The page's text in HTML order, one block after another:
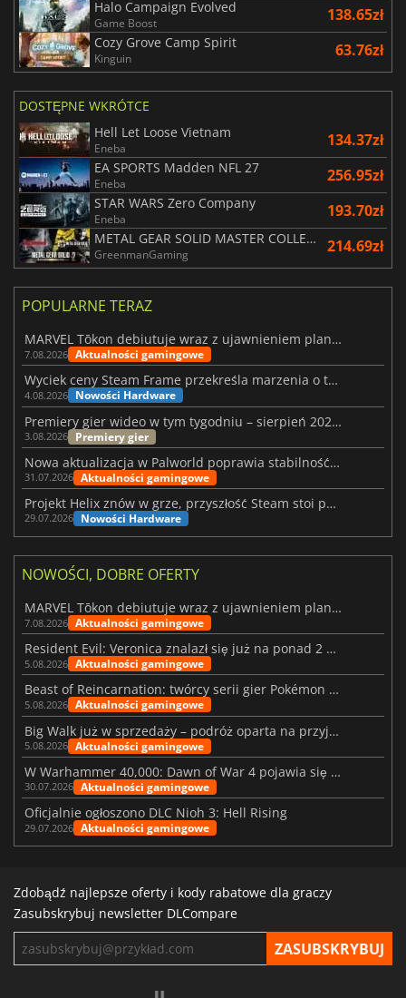
Halo Campaign Evolved
Game Boost 138.65zł
Cozy Grove Camp Spirit
Kinguin 63.76zł
DOSTĘPNE WKRÓTCE
Hell Let Loose Vietnam
Eneba 134.37zł
EA SPORTS Madden NFL 27
Eneba 256.95zł
STAR WARS Zero Company
Eneba 193.70zł
METAL GEAR SOLID MASTER COLLECTION Vol.2
GreenmanGaming 214.69zł
POPULARNE TERAZ
MARVEL Tōkon debiutuje wraz z ujawnieniem planu rozwoju na pierwszy rok
7.08.2026 Aktualności gamingowe
Wyciek ceny Steam Frame przekreśla marzenia o tanim zestawie VR
4.08.2026 Nowości Hardware
Premiery gier wideo w tym tygodniu – sierpień 2026 r. (32. tydzień)
3.08.2026 Premiery gier
Nowa aktualizacja w Palworld poprawia stabilność Sunreach i walk z bossami
31.07.2026 Aktualności gamingowe
Projekt Helix znów w grze, przyszłość Steam stoi pod znakiem zapytania
29.07.2026 Nowości Hardware
NOWOŚCI, DOBRE OFERTY
MARVEL Tōkon debiutuje wraz z ujawnieniem planu rozwoju na pierwszy rok
7.08.2026 Aktualności gamingowe
Resident Evil: Veronica znalazł się już na ponad 2 milionach list życzeń
5.08.2026 Aktualności gamingowe
Beast of Reincarnation: twórcy serii gier Pokémon wkraczają na nową ścieżkę
5.08.2026 Aktualności gamingowe
Big Walk już w sprzedaży – podróż oparta na przyjaźni
5.08.2026 Aktualności gamingowe
W Warhammer 40,000: Dawn of War 4 pojawia się frakcja Nekronów
30.07.2026 Aktualności gamingowe
Oficjalnie ogłoszono DLC Nioh 3: Hell Rising
29.07.2026 Aktualności gamingowe
Zdobądź najlepsze oferty i kody rabatowe dla graczy
Zasubskrybuj newsletter DLCompare